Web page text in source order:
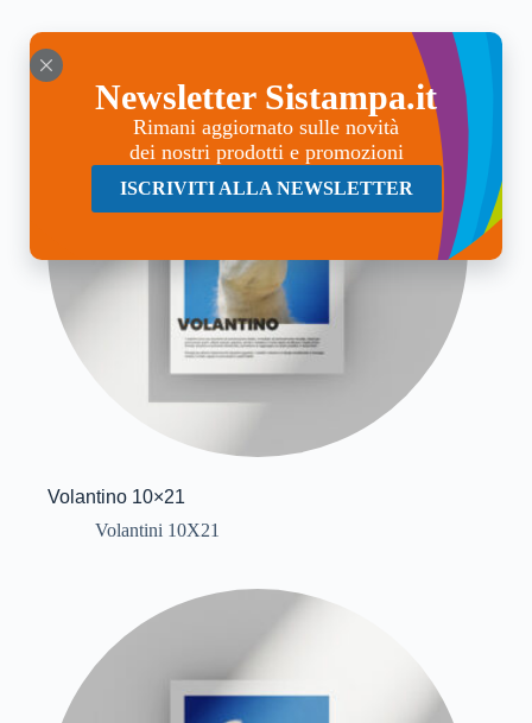
Newsletter Sistampa.it
Rimani aggiornato sulle novità
dei nostri prodotti e promozioni
ISCRIVITI ALLA NEWSLETTER
Volantino 10×21
Volantini 10X21